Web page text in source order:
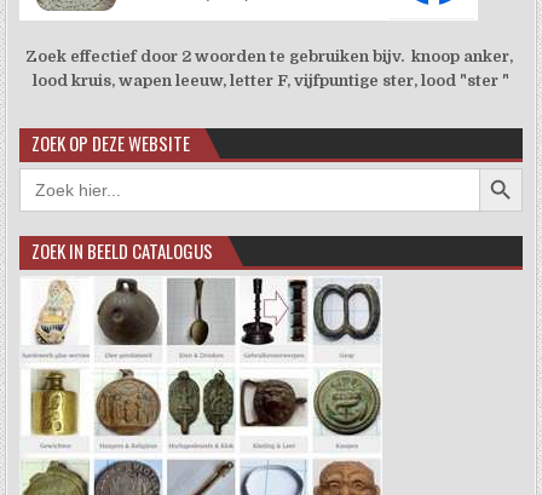
Zoek effectief door 2 woorden te gebruiken bijv. knoop anker,
lood kruis, wapen leeuw, letter F, vijfpuntige ster, lood "ster "
ZOEK OP DEZE WEBSITE
Zoek
naar:
ZOEK IN BEELD CATALOGUS